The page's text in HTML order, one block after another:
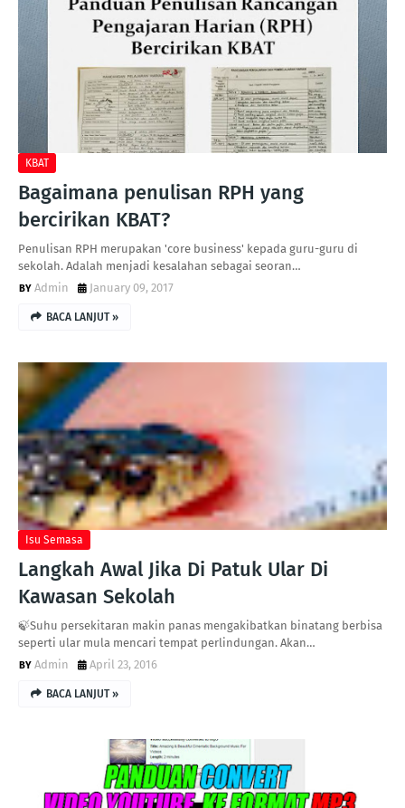
KBAT
Bagaimana penulisan RPH yang
bercirikan KBAT?
Penulisan RPH merupakan 'core business' kepada guru-guru di
sekolah. Adalah menjadi kesalahan sebagai seoran…
Admin
January 09, 2017
BACA LANJUT »
Isu Semasa
Langkah Awal Jika Di Patuk Ular Di
Kawasan Sekolah
🍃Suhu persekitaran makin panas mengakibatkan binatang berbisa
seperti ular mula mencari tempat perlindungan. Akan…
Admin
April 23, 2016
BACA LANJUT »